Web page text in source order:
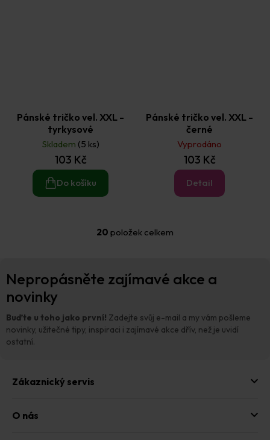
Pánské tričko vel. XXL -
tyrkysové
Skladem (5 ks)
103 Kč
Do košíku
Pánské tričko vel. XXL -
černé
Vyprodáno
103 Kč
Detail
O
d
í
p
20 položek celkem
Nepropásněte zajímavé akce a
novinky
Buďte u toho jako první! Zadejte svůj e-mail a my vám pošleme
novinky, užitečné tipy, inspiraci i zajímavé akce dřív, než je uvidí
ostatní.
Zákaznický servis
O nás